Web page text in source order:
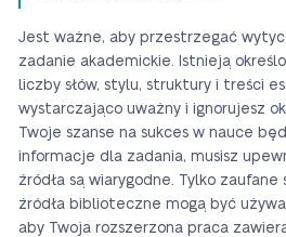
Jest ważne, aby przestrzegać
zadanie akademickie. Istnieją
liczby słów, stylu, struktury i treści
wystarczająco uważny i ignorujesz
Twoje szanse na sukces w nauce
informacje dla zadania, musisz
źródła są wiarygodne. Tylko
źródła biblioteczne mogą być
aby Twoja rozszerzona praca